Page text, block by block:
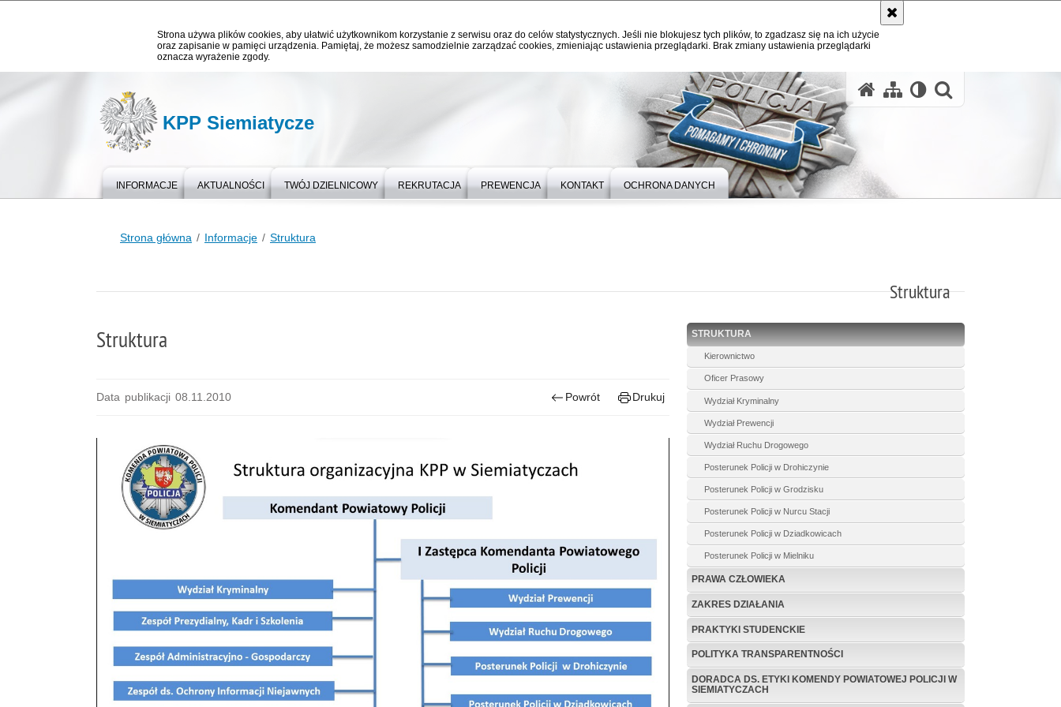
Strona używa plików cookies, aby ułatwić użytkownikom korzystanie z serwisu oraz do celów statystycznych. Jeśli nie blokujesz tych plików, to zgadzasz się na ich użycie
oraz zapisanie w pamięci urządzenia. Pamiętaj, że możesz samodzielnie zarządzać cookies, zmieniając ustawienia przeglądarki. Brak zmiany ustawienia przeglądarki
oznacza wyrażenie zgody.
KPP Siemiatycze
INFORMACJE AKTUALNOŚCI TWÓJ DZIELNICOWY REKRUTACJA PREWENCJA KONTAKT OCHRONA DANYCH
Strona główna Informacje Struktura
Struktura
Struktura
Data publikacji 08.11.2010 Powrót Drukuj
STRUKTURA
Kierownictwo
Oficer Prasowy
Wydział Kryminalny
Wydział Prewencji
Wydział Ruchu Drogowego
Posterunek Policji w Drohiczynie
Posterunek Policji w Grodzisku
Posterunek Policji w Nurcu Stacji
Posterunek Policji w Dziadkowicach
Posterunek Policji w Mielniku
PRAWA CZŁOWIEKA
ZAKRES DZIAŁANIA
PRAKTYKI STUDENCKIE
POLITYKA TRANSPARENTNOŚCI
DORADCA DS. ETYKI KOMENDY POWIATOWEJ POLICJI W
SIEMIATYCZACH